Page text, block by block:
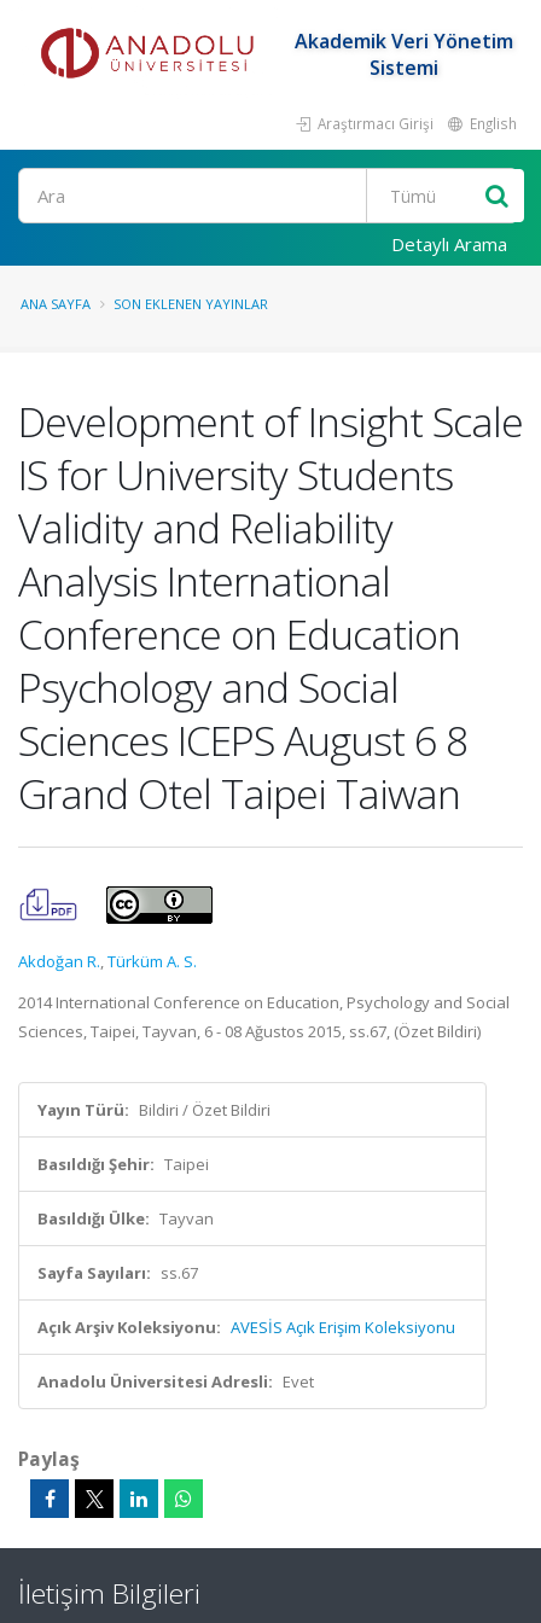
Akademik Veri Yönetim
Sistemi
Araştırmacı Girişi English
Ara
Detaylı Arama
ANA SAYFA SON EKLENEN YAYINLAR
Development of Insight Scale
IS for University Students
Validity and Reliability
Analysis International
Conference on Education
Psychology and Social
Sciences ICEPS August 6 8
Grand Otel Taipei Taiwan
Akdoğan R.,Türküm A. S.
2014 International Conference on Education, Psychology and Social
Sciences, Taipei, Tayvan, 6 - 08 Ağustos 2015, ss.67, (Özet Bildiri)
Yayın Türü: Bildiri / Özet Bildiri
Basıldığı Şehir: Taipei
Basıldığı Ülke: Tayvan
Sayfa Sayıları: ss.67
Açık Arşiv Koleksiyonu: AVESİS Açık Erişim Koleksiyonu
Anadolu Üniversitesi Adresli: Evet
Paylaş
İletişim Bilgileri